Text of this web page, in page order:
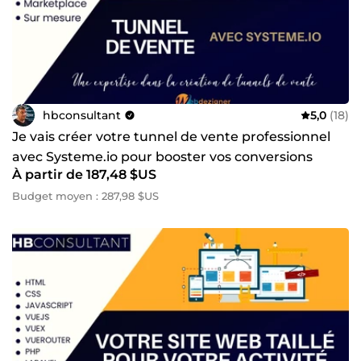
hbconsultant 5,0 (18)
Je vais créer votre tunnel de vente professionnel
avec Systeme.io pour booster vos conversions
À partir de 187,48 $US
Budget moyen : 287,98 $US